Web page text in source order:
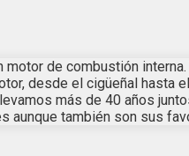
de combustión
desde el cigüeñal hasta
más de 40 años
aunque también son sus